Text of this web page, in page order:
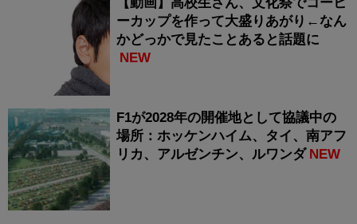
ーカップを作って大盛りあがり←なん
かどっかで見たことあると話題に
NEW
F1が2028年の開催地として協議中の
場所：ホッケンハイム、タイ、南アフ
リカ、アルゼンチン、ルワンダ NEW